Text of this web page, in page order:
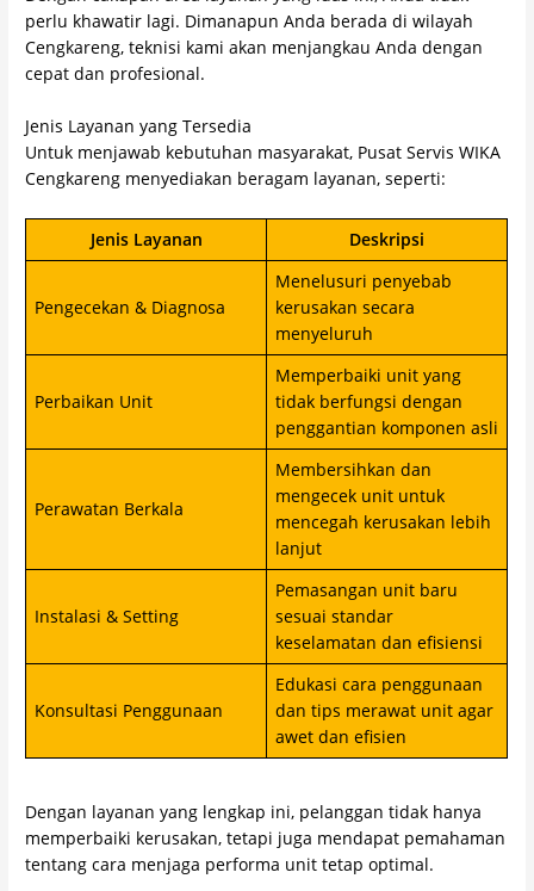
perlu khawatir lagi. Dimanapun Anda berada di wilayah
Cengkareng, teknisi kami akan menjangkau Anda dengan
cepat dan profesional.
Jenis Layanan yang Tersedia
Untuk menjawab kebutuhan masyarakat, Pusat Servis WIKA
Cengkareng menyediakan beragam layanan, seperti:
Jenis Layanan Deskripsi
Pengecekan & Diagnosa
Menelusuri penyebab
kerusakan secara
menyeluruh
Perbaikan Unit
Memperbaiki unit yang
tidak berfungsi dengan
penggantian komponen asli
Perawatan Berkala
Membersihkan dan
mengecek unit untuk
mencegah kerusakan lebih
lanjut
Instalasi & Setting
Pemasangan unit baru
sesuai standar
keselamatan dan efisiensi
Konsultasi Penggunaan
Edukasi cara penggunaan
dan tips merawat unit agar
awet dan efisien
Dengan layanan yang lengkap ini, pelanggan tidak hanya
memperbaiki kerusakan, tetapi juga mendapat pemahaman
tentang cara menjaga performa unit tetap optimal.